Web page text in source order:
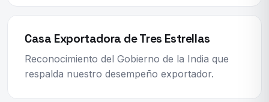
Casa Exportadora de Tres Estrellas
Reconocimiento del Gobierno de la India que
respalda nuestro desempeño exportador.